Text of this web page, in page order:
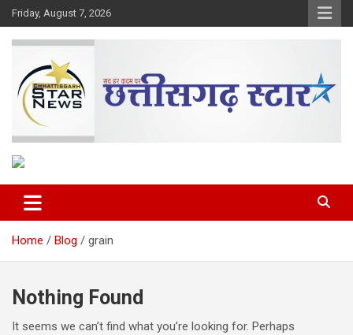
Skip
to
content
Friday, August 7, 2026
Chhattisgarh Star
Home Blog grain
Nothing Found
It seems we can’t find what you’re looking for. Perhaps